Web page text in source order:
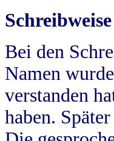
Bei den
Namen
verstanden
haben.